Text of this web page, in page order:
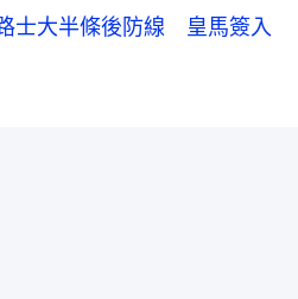
士大半條後防線 皇馬簽入